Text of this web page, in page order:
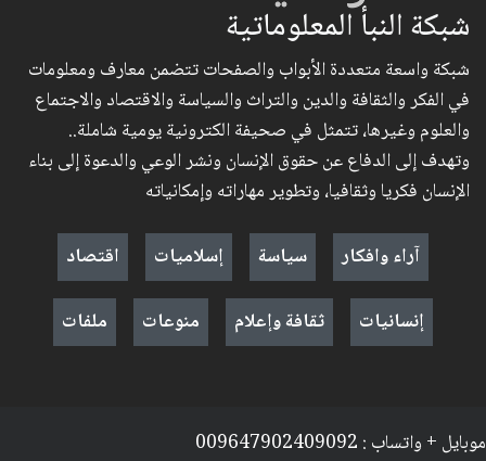
شبكة النبأ المعلوماتية
شبكة واسعة متعددة الأبواب والصفحات تتضمن معارف ومعلومات
في الفكر والثقافة والدين والتراث والسياسة والاقتصاد والاجتماع
والعلوم وغيرها، تتمثل في صحيفة الكترونية يومية شاملة..
وتهدف إلى الدفاع عن حقوق الإنسان ونشر الوعي والدعوة إلى بناء
الإنسان فكريا وثقافيا، وتطوير مهاراته وإمكانياته
آراء وافكار
سياسة إسلاميات
اقتصاد
إنسانيات
ثقافة وإعلام منوعات ملفات
موبايل + واتساب : 009647902409092